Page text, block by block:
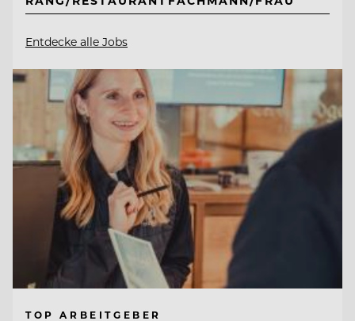
Entdecke alle Jobs
TOP ARBEITGEBER